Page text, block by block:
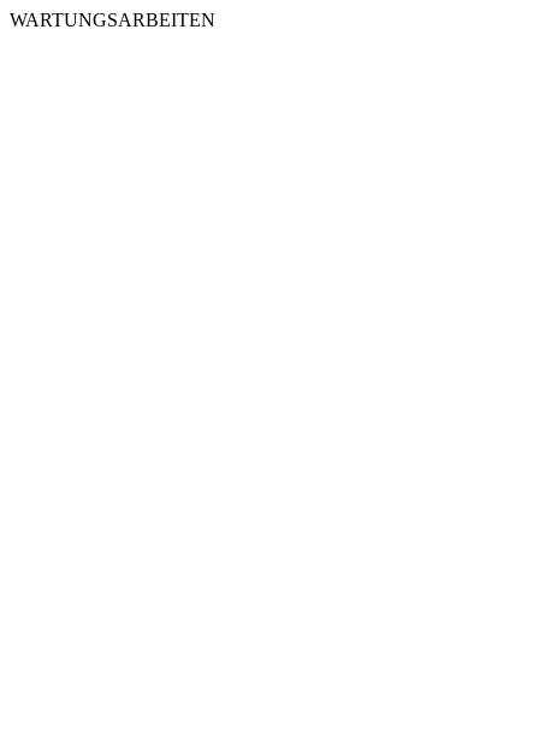
WARTUNGSARBEITEN